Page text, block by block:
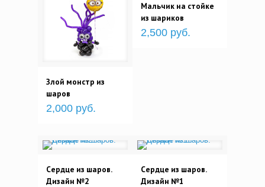
Злой монстр из
шаров
2,000 руб.
Мальчик на стойке
из шариков
2,500 руб.
Сердце из шаров.
Дизайн №2
Сердце из шаров.
Дизайн №1